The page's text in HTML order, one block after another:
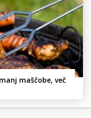
maščobe, več